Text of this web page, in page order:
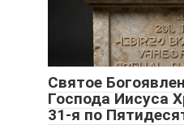
Святое
Господа Иисуса
31-я по